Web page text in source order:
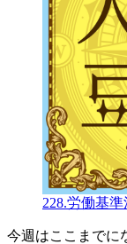
228.労働基
今週はここまでに